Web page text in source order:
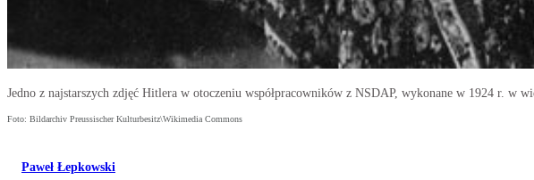
Jedno z najstarszych zdjęć Hitlera w otoczeniu współpracowników z NSDAP, wykonane w 1924 r.
Foto: Bildarchiv Preussischer Kulturbesitz\Wikimedia Commons
Paweł Łepkowski